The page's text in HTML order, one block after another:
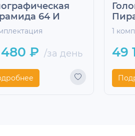
64 И
480 ₽ /за день
1
49